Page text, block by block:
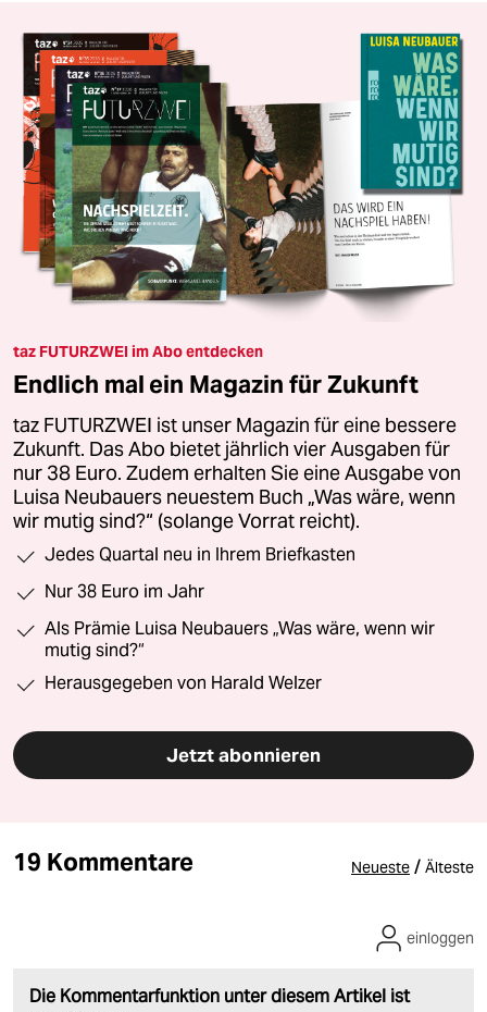
taz FUTURZWEI im Abo entdecken
Endlich mal ein Magazin für Zukunft
taz FUTURZWEI ist unser Magazin für eine bessere
Zukunft. Das Abo bietet jährlich vier Ausgaben für
nur 38 Euro. Zudem erhalten Sie eine Ausgabe von
Luisa Neubauers neuestem Buch „Was wäre, wenn
wir mutig sind?“ (solange Vorrat reicht).
Jedes Quartal neu in Ihrem Briefkasten
Nur 38 Euro im Jahr
Als Prämie Luisa Neubauers „Was wäre, wenn wir
mutig sind?“
Herausgegeben von Harald Welzer
Jetzt abonnieren
19 Kommentare Neueste / Älteste
Die Kommentarfunktion unter diesem Artikel ist
einloggen